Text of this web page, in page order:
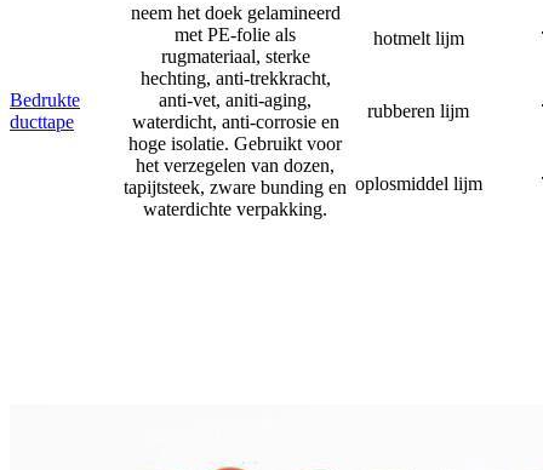
Bedrukte
ducttape
neem het doek gelamineerd
met PE-folie als
rugmateriaal, sterke
hechting, anti-trekkracht,
anti-vet, aniti-aging,
waterdicht, anti-corrosie en
hoge isolatie. Gebruikt voor
het verzegelen van dozen,
tapijtsteek, zware bunding en
waterdichte verpakking.
hotmelt lijm
rubberen lijm
oplosmiddel lijm